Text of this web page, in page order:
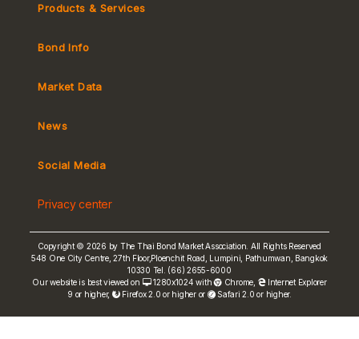
Market Convention
Products & Services
Bond Info
Market Data
Yield Curve
Non-resident Flows
FRN Rate
News
Social Media
Privacy center
Copyright © 2026 by The Thai Bond Market Association. All Rights Reserved
548 One City Centre, 27th Floor,Ploenchit Road, Lumpini, Pathumwan, Bangkok
10330 Tel. (66) 2655-6000
Our website is best viewed on
1280x1024 with Chrome
Internet Explorer
9 or higher,
Firefox 2.0 or higher or Safari 2.0 or higher.